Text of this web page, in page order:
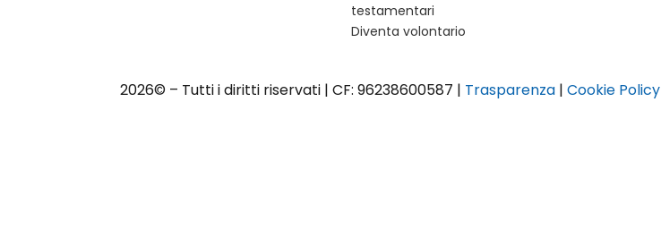
testamentari
Diventa volontario
2026© – Tutti i diritti riservati | CF: 96238600587 | Trasparenza |Cookie Policy